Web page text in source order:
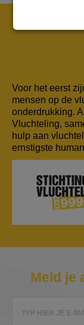
Voor het eerst
mensen op de
onderdrukking.
Vluchteling,
hulp aan
ernstigste
Meld je
TYP HIER JE E-